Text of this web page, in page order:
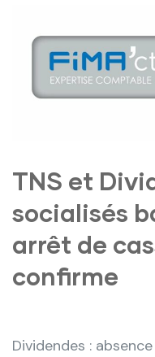
TNS et
socialisés
arrêt de
confirme
Dividendes :